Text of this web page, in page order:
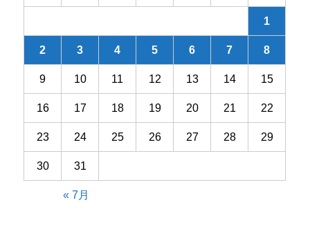
1
2 3 4 5 6 7 8
9 10 11 12 13 14 15
16 17 18 19 20 21 22
23 24 25 26 27 28 29
30 31
« 7月